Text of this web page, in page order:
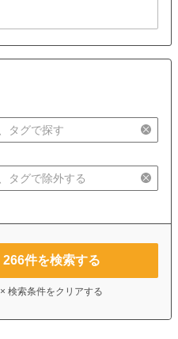
266件を検索する
× 検索条件をクリアする